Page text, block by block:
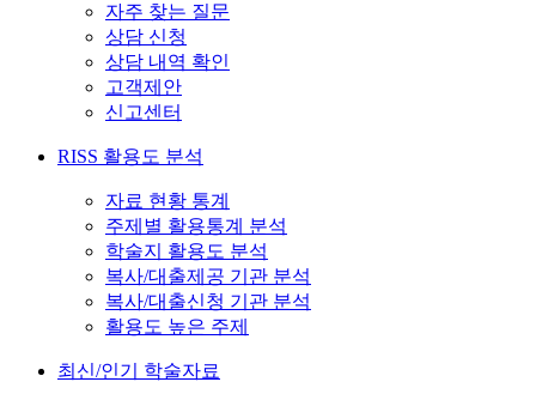
자주 찾는 질문
상담 신청
상담 내역 확인
고객제안
신고센터
RISS 활용도 분석
자료 현황 통계
주제별 활용통계 분석
학술지 활용도 분석
복사/대출제공 기관 분석
복사/대출신청 기관 분석
활용도 높은 주제
최신/인기 학술자료